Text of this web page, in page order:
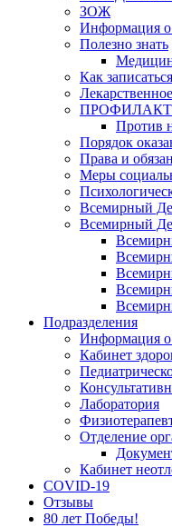
ЗОЖ
Информация о
Полезно знать
Как
Против
Порядок
Права и
Меры
Всемирный
Всемирный
Подразделения
Информация о
Кабинет
Лаборатория
Отделение
Кабинет
COVID-19
Отзывы
80 лет Победы!